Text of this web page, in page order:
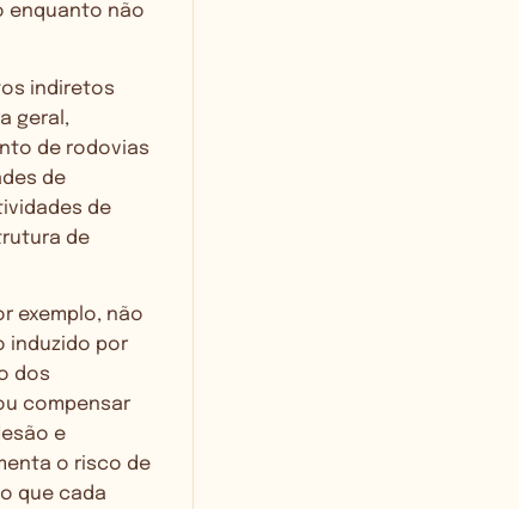
enquanto não
indiretos
geral,
de rodovias
de
de
de
exemplo, não
induzido por
dos
compensar
e
o risco de
que cada